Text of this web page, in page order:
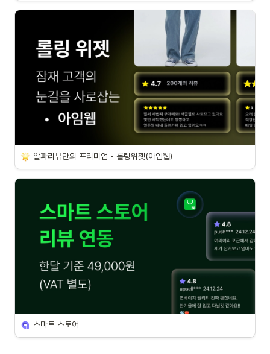
알파리뷰만의 프리미엄 - 롤링위젯(아임웹)
스마트 스토어